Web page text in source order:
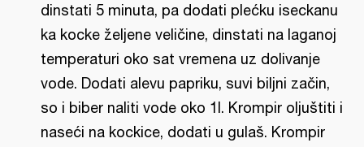
dinstati 5 minuta, pa dodati plećku iseckanu
ka kocke željene veličine, dinstati na laganoj
temperaturi oko sat vremena uz dolivanje
vode. Dodati alevu papriku, suvi biljni začin,
so i biber naliti vode oko 1l. Krompir oljuštiti i
naseći na kockice, dodati u gulaš. Krompir